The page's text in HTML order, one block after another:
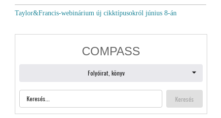
Taylor&Francis-webinárium új cikktípusokról június 8-án